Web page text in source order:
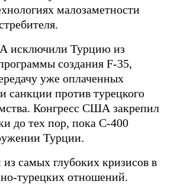
малозаметности
исключили Турцию из
создания F-35,
уже оплаченных
санкции против турецкого
Конгресс США закрепил
до тех пор, пока С-400
Турции.
из самых глубоких кризисов в
турецких отношений.